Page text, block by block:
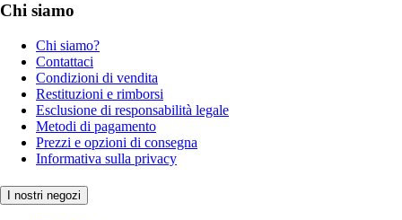
Chi siamo
Chi siamo?
Contattaci
Condizioni di vendita
Restituzioni e rimborsi
Esclusione di responsabilità legale
Metodi di pagamento
Prezzi e opzioni di consegna
Informativa sulla privacy
I nostri negozi